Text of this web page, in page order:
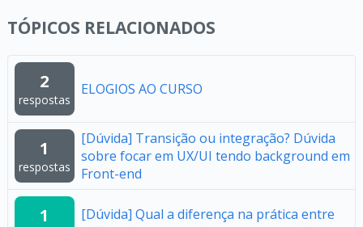
TÓPICOS RELACIONADOS
2
respostas
ELOGIOS AO CURSO
1
respostas
[Dúvida] Transição ou integração? Dúvida
sobre focar em UX/UI tendo background em
Front-end
1
[Dúvida] Qual a diferença na prática entre